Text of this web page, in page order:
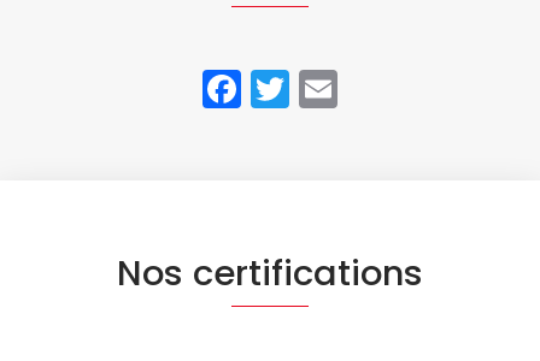
Facebook
Twitter
Nos certifications